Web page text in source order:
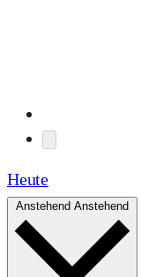
Heute
Anstehend Anstehend